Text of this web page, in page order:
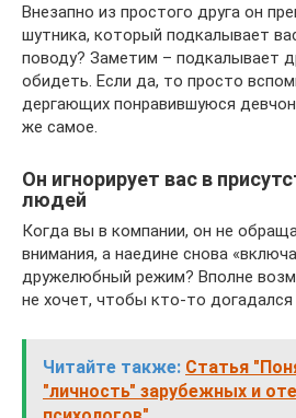
Внезапно из простого друга он
шутника, который подкалывает
поводу? Заметим – подкалывает
обидеть. Если да, то просто
дергающих понравившуюся
же самое.
Он игнорирует вас в
людей
Когда вы в компании, он не
внимания, а наедине снова
дружелюбный режим? Вполне
не хочет, чтобы кто-то догадался
Читайте также: Статья
"личность" зарубежных и